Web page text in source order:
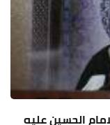
الحسين عليه